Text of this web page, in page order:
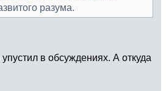
разума.
в обсуждениях. А откуда